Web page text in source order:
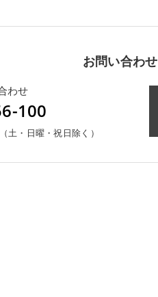
お問い合わせ
わせ
100
土・日曜・祝日除く）